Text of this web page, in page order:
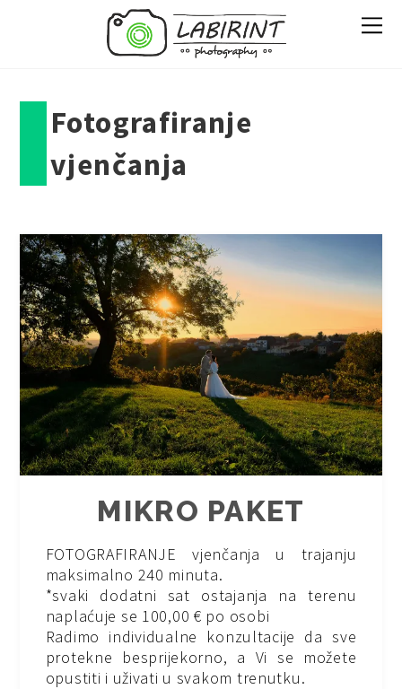
Fotografiranje
vjenčanja
MIKRO PAKET
FOTOGRAFIRANJE vjenčanja u trajanju
maksimalno 240 minuta.
*svaki dodatni sat ostajanja na terenu
naplaćuje se 100,00 € po osobi
Radimo individualne konzultacije da sve
protekne besprijekorno, a Vi se možete
opustiti i uživati u svakom trenutku.